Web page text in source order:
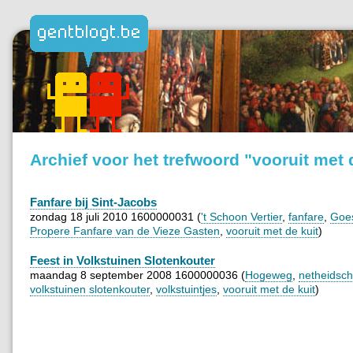
Archief voor het trefwoord "vooruit met
Fanfare bij Sint-Jacobs
zondag 18 juli 2010 1600000031 ('t Schoon Vertier, fanfare
Propere Fanfare van de Vieze Gasten vooruit met de kuit)
Feest in Volkstuinen Slotenkouter
maandag 8 september 2008 1600000036 (Hogeweg
volkstuinen slotenkouter, volkstuintjes vooruit met de kuit)